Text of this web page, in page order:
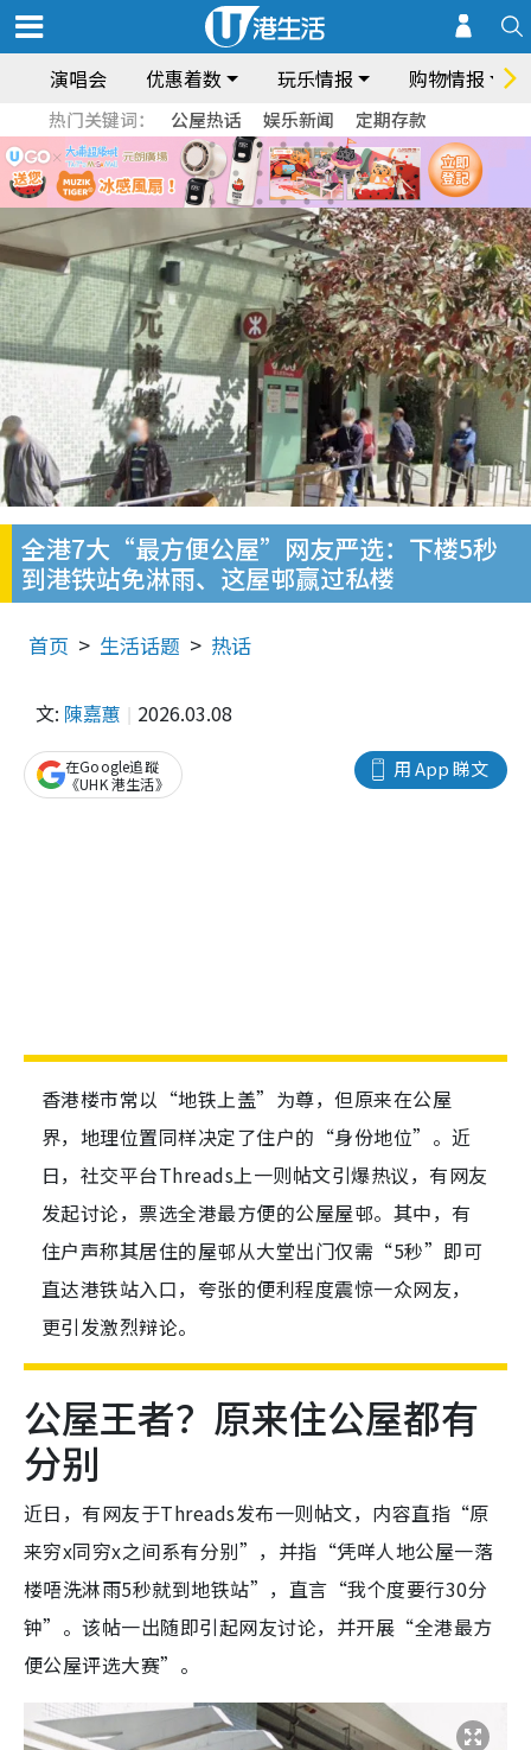
演唱会 优惠着数 玩乐情报 购物情报
热门关键词： 公屋热话 娱乐新闻 定期存款
全港7大“最方便公屋”网友严选：下楼5秒
到港铁站免淋雨、这屋邨赢过私楼
首页 生活话题 热话
文: 陳嘉蕙 2026.03.08
用 App 睇文
在Google追蹤
《UHK 港生活》
香港楼市常以“地铁上盖”为尊，但原来在公屋
界，地理位置同样决定了住户的“身份地位”。近
日，社交平台Threads上一则帖文引爆热议，有网友
发起讨论，票选全港最方便的公屋屋邨。其中，有
住户声称其居住的屋邨从大堂出门仅需“5秒”即可
直达港铁站入口，夸张的便利程度震惊一众网友，
更引发激烈辩论。
公屋王者？原来住公屋都有
分别
近日，有网友于Threads发布一则帖文，内容直指“原
来穷x同穷x之间系有分别”，并指“凭咩人地公屋一落
楼唔洗淋雨5秒就到地铁站”，直言“我个度要行30分
钟”。该帖一出随即引起网友讨论，并开展“全港最方
便公屋评选大赛”。